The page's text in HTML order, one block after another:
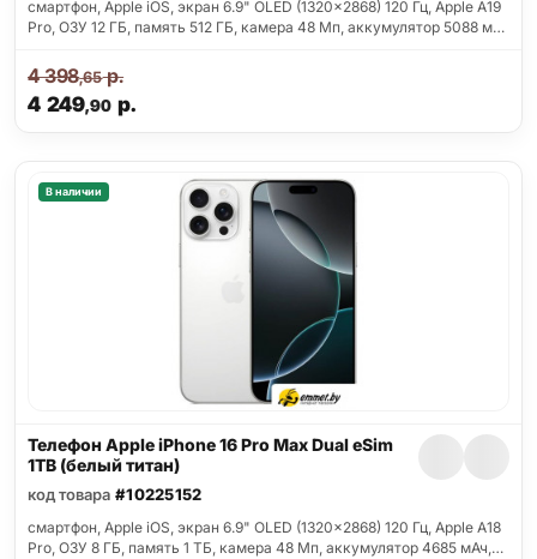
смартфон, Apple iOS, экран 6.9" OLED (1320x2868) 120 Гц, Apple A19
Pro, ОЗУ 12 ГБ, память 512 ГБ, камера 48 Мп, аккумулятор 5088 м…
4 249,90 р.
4 398,65р.
В наличии
Телефон Apple iPhone 16 Pro Max Dual eSim
1TB (белый титан)
код товара #10225152
смартфон, Apple iOS, экран 6.9" OLED (1320x2868) 120 Гц, Apple A18
Pro, ОЗУ 8 ГБ, память 1 ТБ, камера 48 Мп, аккумулятор 4685 мАч,…